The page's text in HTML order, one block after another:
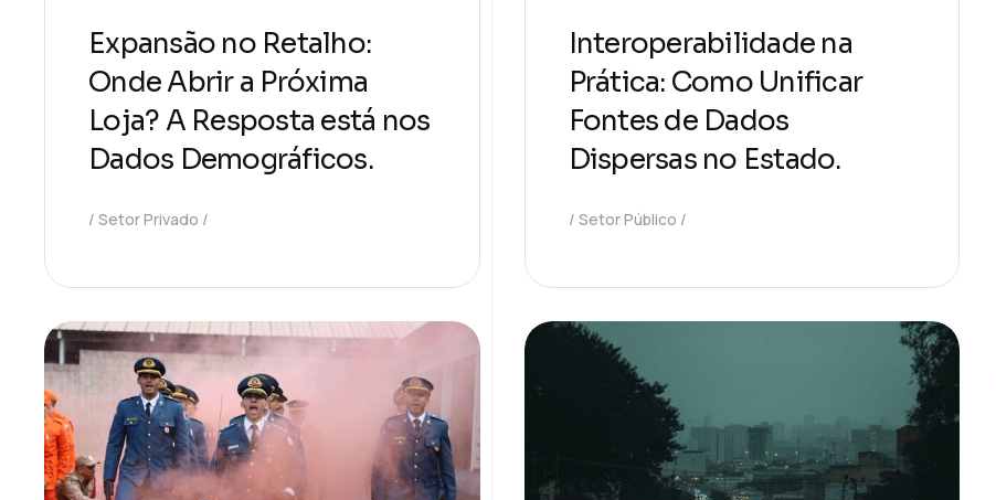
Expansão no Retalho:
Onde Abrir a Próxima
Loja? A Resposta está nos
Dados Demográficos.
Setor Privado
Interoperabilidade na
Prática: Como Unificar
Fontes de Dados
Dispersas no Estado.
Setor Público